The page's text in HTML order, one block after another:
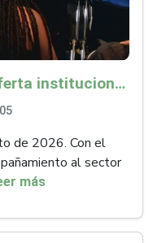
ICA Risaralda acercó su oferta institucional a productores y emprendedores en Expocamello
de 2026. Con el
al sector
más